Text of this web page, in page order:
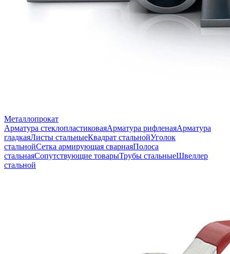
Металлопрокат
Арматура стеклопластиковаяАрматура рифленаяАрматура
гладкаяЛисты стальныеКвадрат стальнойУголок
стальнойСетка армирующая сварнаяПолоса
стальнаяСопутствующие товарыТрубы стальныеШвеллер
стальной